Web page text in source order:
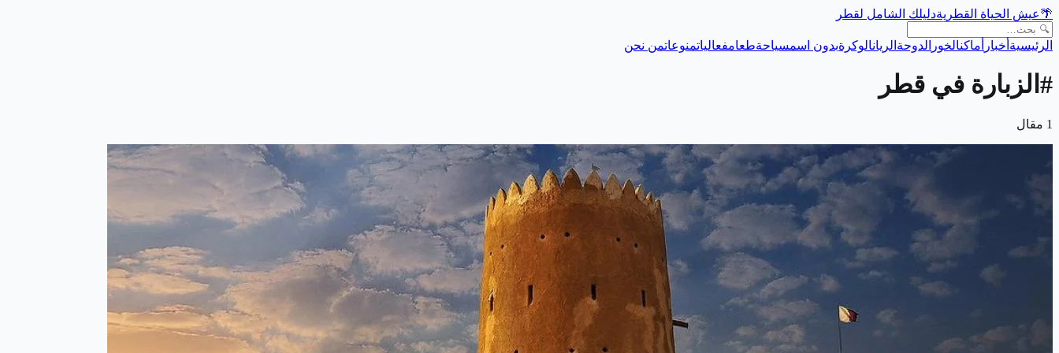
🌴عيش الحياة القطريةدليلك الشامل لقطر
الرئيسية أخبار أماكنالخور الدوحة الريانالوكرةبدون اسمسياحةطعامفعالياتمنوعاتمن نحن
# الزبارة في قطر
1 مقال